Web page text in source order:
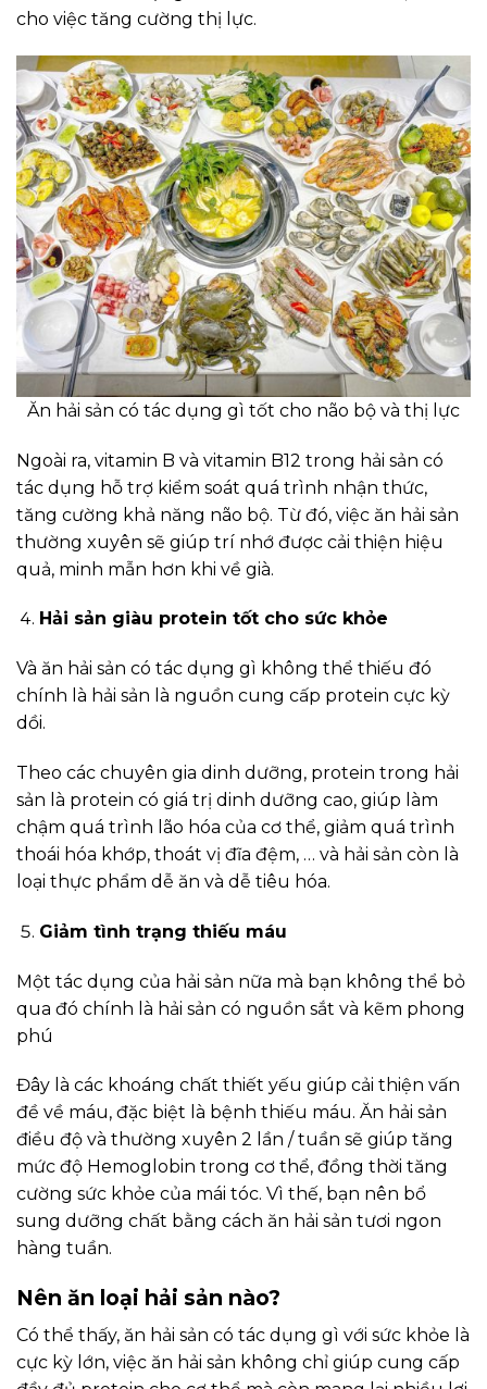
cho việc tăng cường thị lực.
Ăn hải sản có tác dụng gì tốt cho não bộ và thị lực
Ngoài ra, vitamin B và vitamin B12 trong hải sản có
tác dụng hỗ trợ kiểm soát quá trình nhận thức,
tăng cường khả năng não bộ. Từ đó, việc ăn hải sản
thường xuyên sẽ giúp trí nhớ được cải thiện hiệu
quả, minh mẫn hơn khi về già.
Hải sản giàu protein tốt cho sức khỏe
Và ăn hải sản có tác dụng gì không thể thiếu đó
chính là hải sản là nguồn cung cấp protein cực kỳ
dồi.
Theo các chuyên gia dinh dưỡng, protein trong hải
sản là protein có giá trị dinh dưỡng cao, giúp làm
chậm quá trình lão hóa của cơ thể, giảm quá trình
thoái hóa khớp, thoát vị đĩa đệm, … và hải sản còn là
loại thực phẩm dễ ăn và dễ tiêu hóa.
Giảm tình trạng thiếu máu
Một tác dụng của hải sản nữa mà bạn không thể bỏ
qua đó chính là hải sản có nguồn sắt và kẽm phong
phú
Đây là các khoáng chất thiết yếu giúp cải thiện vấn
đề về máu, đặc biệt là bệnh thiếu máu. Ăn hải sản
điều độ và thường xuyên 2 lần / tuần sẽ giúp tăng
mức độ Hemoglobin trong cơ thể, đồng thời tăng
cường sức khỏe của mái tóc. Vì thế, bạn nên bổ
sung dưỡng chất bằng cách ăn hải sản tươi ngon
hàng tuần.
Nên ăn loại hải sản nào?
Có thể thấy, ăn hải sản có tác dụng gì với sức khỏe là
cực kỳ lớn, việc ăn hải sản không chỉ giúp cung cấp